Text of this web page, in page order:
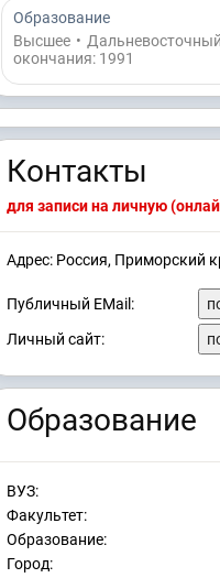
Образование
Высшее •
окончания: 1991
Контакты
для записи на личную
Адрес: Россия, Приморский
Публичный EMail:
Личный сайт:
Образование
ВУЗ:
Факультет:
Образование:
Город: